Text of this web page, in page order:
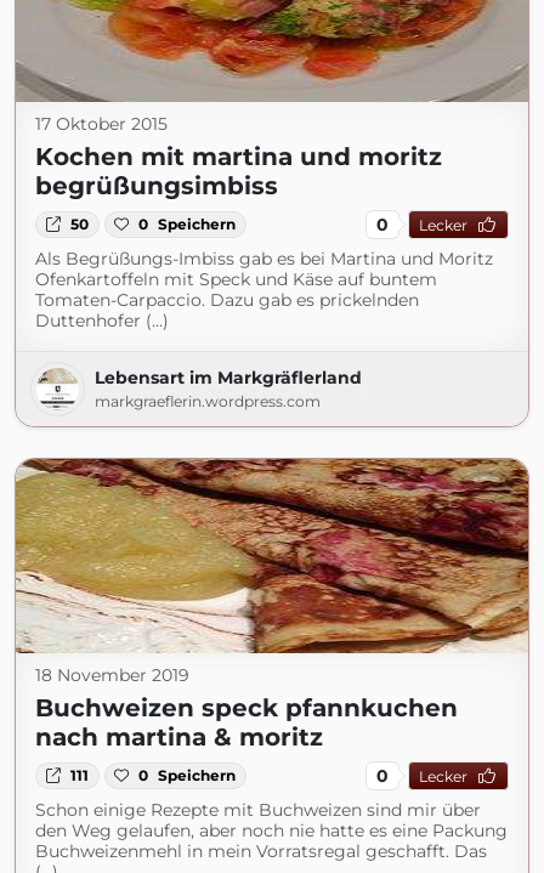
17 Oktober 2015
Kochen mit martina und moritz
begrüßungsimbiss
50 0 Speichern 0 Lecker
Als Begrüßungs-Imbiss gab es bei Martina und Moritz
Ofenkartoffeln mit Speck und Käse auf buntem
Tomaten-Carpaccio. Dazu gab es prickelnden
Duttenhofer (...)
Lebensart im Markgräflerland
markgraeflerin.wordpress.com
18 November 2019
Buchweizen speck pfannkuchen
nach martina & moritz
111 0 Speichern 0 Lecker
Schon einige Rezepte mit Buchweizen sind mir über
den Weg gelaufen, aber noch nie hatte es eine Packung
Buchweizenmehl in mein Vorratsregal geschafft. Das